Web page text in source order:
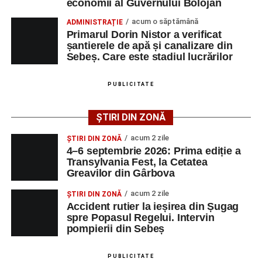
poată solicita detalii despre condițiile de angajare,
programul de lucru și procesul de recrutare.
Mai jos puteți consulta lista completă a locurilor de
muncă disponibile în comuna Săsciori la data de 4
OCUPAŢIA
NR.
LMV
MAIL
Technology Srl
OPERATOR LA
MASINI-UNELTE
CU COMANDA
NUMERICA
1 0752826367
Adaugă-ne ca sursă preferată
economii al Guvernului Bolojan
ADMINISTRAȚIE acum o săptămână
Primarul Dorin Nistor a verificat
șantierele de apă și canalizare din
Sebeș. Care este stadiul lucrărilor
PUBLICITATE
ȘTIRI DIN ZONĂ
ȘTIRI DIN ZONĂ acum 2 zile
4–6 septembrie 2026: Prima ediție a
Transylvania Fest, la Cetatea
Greavilor din Gârbova
ȘTIRI DIN ZONĂ acum 2 zile
Accident rutier la ieșirea din Șugag
spre Popasul Regelui. Intervin
pompierii din Sebeș
PUBLICITATE